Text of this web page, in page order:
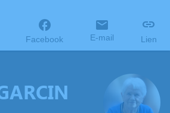
Facebook E-mail Lien